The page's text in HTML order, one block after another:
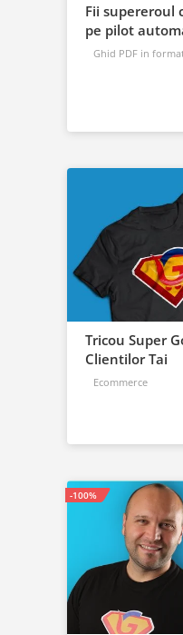
Fii supereroul
pe pilot
Ghid PDF in
Tricou Super
Clientilor Tai
Ecommerce
-100%